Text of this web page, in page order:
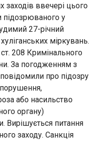
заходів ввечері цього
у
27-річний
міркувань.
208 Кримінального
За погодженням з
про підозру
або насильство
органу)
Вирішується питання
заходу. Санкція